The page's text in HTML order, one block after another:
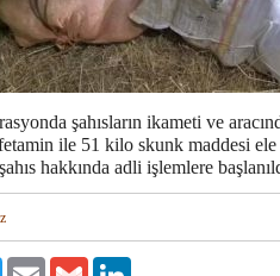
şahısların ikameti ve
ile 51 kilo skunk maddesi
hakkında adli işlemlere
Twitter Email Gmail